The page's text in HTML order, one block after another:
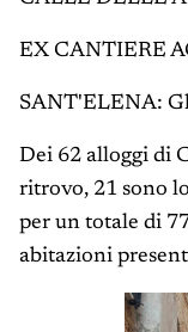
EX CANTIERE
SANT'ELENA:
Dei 62 alloggi di
ritrovo, 21 sono
per un totale di
abitazioni